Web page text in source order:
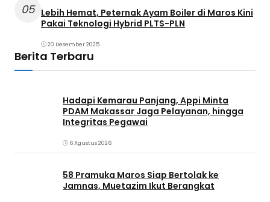
05 Lebih Hemat, Peternak Ayam Boiler di Maros Kini
Pakai Teknologi Hybrid PLTS-PLN
20 Desember 2025
Berita Terbaru
Hadapi Kemarau Panjang, Appi Minta
PDAM Makassar Jaga Pelayanan, hingga
Integritas Pegawai
6 Agustus 2026
58 Pramuka Maros Siap Bertolak ke
Jamnas, Muetazim Ikut Berangkat